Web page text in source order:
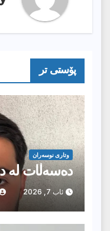
پۆستى تر
وتارى نوسەران
دەسەڵات لە
ئاب 7, 2026